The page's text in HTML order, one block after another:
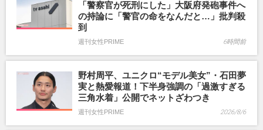
「警察官が死刑にした」大阪府発砲事件へ
の持論に「警官の命をなんだと…」批判殺
到
週刊女性PRIME 6時間前
野村周平、ユニクロ“モデル美女”・石田夢
実と熱愛報道！下半身強調の「過激すぎる
三角水着」公開でネットざわつき
週刊女性PRIME 2026/8/6